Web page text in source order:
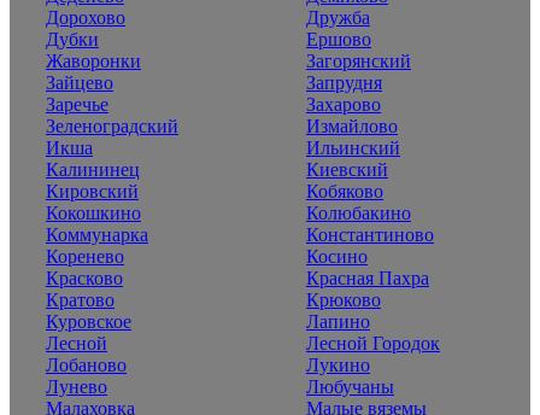
Дорохово
Дружба
Дубки
Ершово
Жаворонки
Загорянский
Зайцево
Запрудня
Заречье
Захарово
Зеленоградский
Измайлово
Икша
Ильинский
Калининец
Киевский
Кировский
Кобяково
Кокошкино
Колюбакино
Коммунарка
Константиново
Коренево
Косино
Красково
Красная Пахра
Кратово
Крюково
Куровское
Лапино
Лесной
Лесной Городок
Лобаново
Лукино
Лунево
Любучаны
Малаховка
Малые вяземы